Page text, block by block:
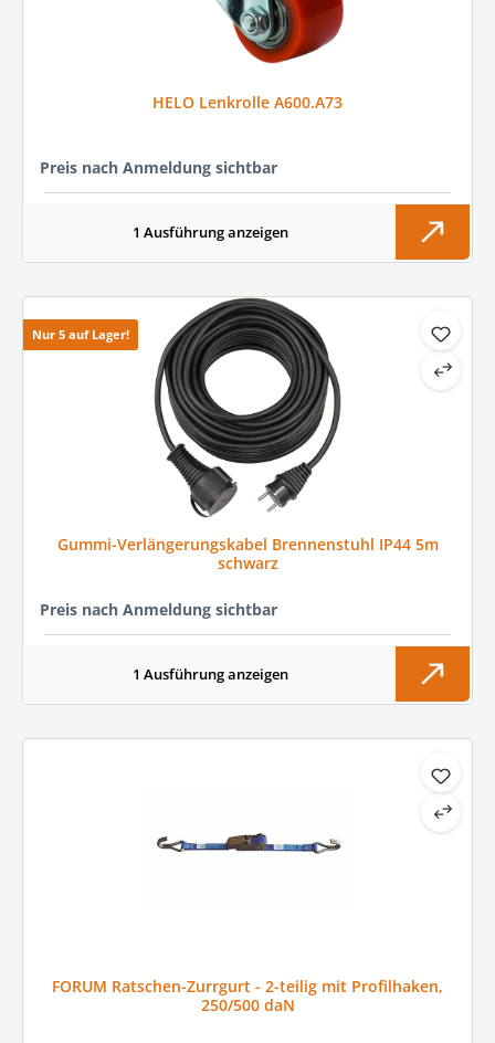
HELO Lenkrolle A600.A73
Preis nach Anmeldung sichtbar
1 Ausführung anzeigen
Nur 5 auf Lager!
Gummi-Verlängerungskabel Brennenstuhl IP44 5m
schwarz
Preis nach Anmeldung sichtbar
1 Ausführung anzeigen
FORUM Ratschen-Zurrgurt - 2-teilig mit Profilhaken,
250/500 daN